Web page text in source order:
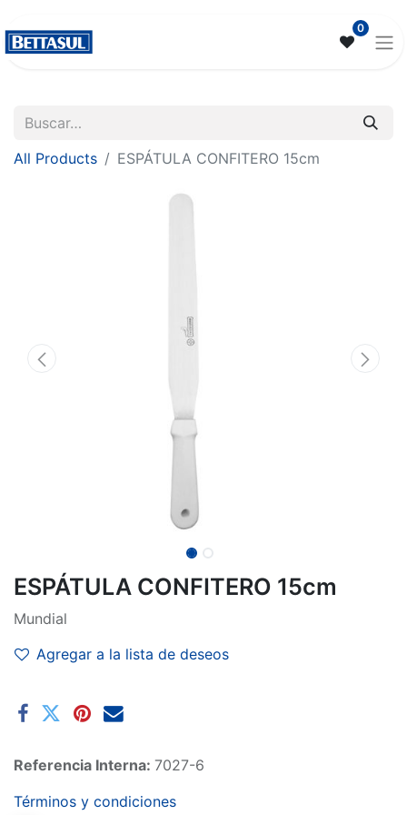
0
All Products ESPÁTULA CONFITERO 15cm
ESPÁTULA CONFITERO 15cm
Mundial
Agregar a la lista de deseos
Referencia Interna: 7027-6
Términos y condiciones